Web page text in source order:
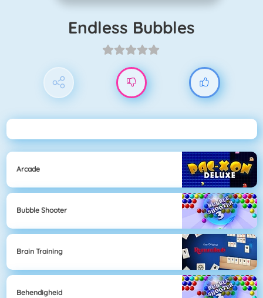
Endless Bubbles
Arcade
Bubble Shooter
Brain Training
Behendigheid